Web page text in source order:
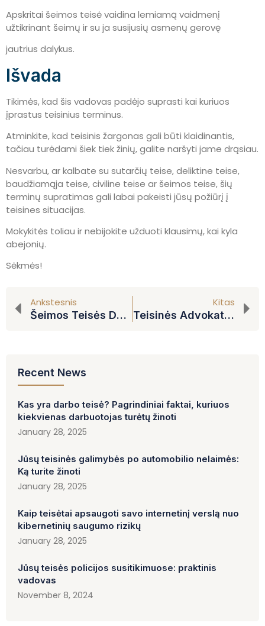
Apskritai šeimos teisė vaidina lemiamą vaidmenį
užtikrinant šeimų ir su ja susijusių asmenų gerovę
jautrius dalykus.
Išvada
Tikimės, kad šis vadovas padėjo suprasti kai kuriuos
įprastus teisinius terminus.
Atminkite, kad teisinis žargonas gali būti klaidinantis,
tačiau turėdami šiek tiek žinių, galite naršyti jame drąsiau.
Nesvarbu, ar kalbate su sutarčių teise, deliktine teise,
baudžiamąja teise, civiline teise ar šeimos teise, šių
terminų supratimas gali labai pakeisti jūsų požiūrį į
teisines situacijas.
Mokykitės toliau ir nebijokite užduoti klausimų, kai kyla
abejonių.
Sėkmės!
Ankstesnis
Šeimos Teisės Demistifikavimas: Esminės Įžvalgos Tiems, Kurie Susiduria Su Teisiniais Klausimais
Kitas
Teisinės Advokatūros Galia: Kaip Teisininkai Keičia Visuomenę
Recent News
Kas yra darbo teisė? Pagrindiniai faktai, kuriuos
kiekvienas darbuotojas turėtų žinoti
January 28, 2025
Jūsų teisinės galimybės po automobilio nelaimės:
Ką turite žinoti
January 28, 2025
Kaip teisėtai apsaugoti savo internetinį verslą nuo
kibernetinių saugumo rizikų
January 28, 2025
Jūsų teisės policijos susitikimuose: praktinis
vadovas
November 8, 2024